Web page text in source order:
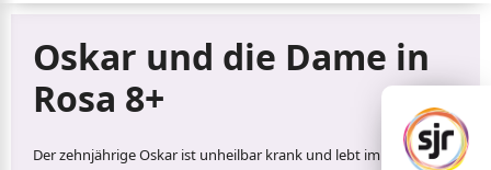
Oskar und die Dame in
Rosa 8+
Der zehnjährige Oskar ist unheilbar krank und lebt im